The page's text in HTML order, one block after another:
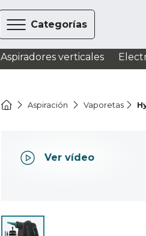
Categorías
Aspiradores verticales
Aspiración Vaporetas
Ver vídeo